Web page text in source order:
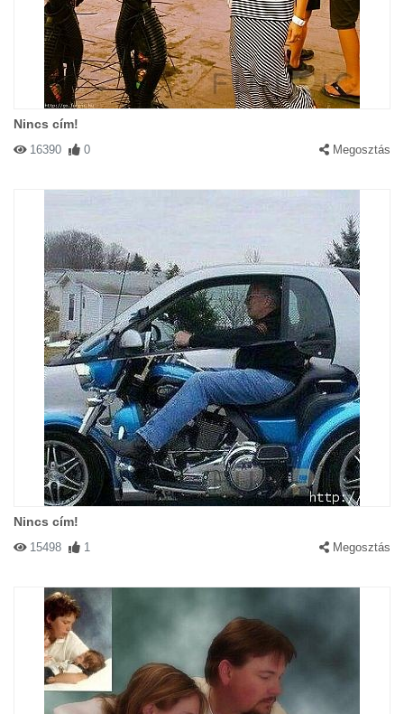
Nincs cím!
16390 0 Megosztás
Nincs cím!
15498 1 Megosztás